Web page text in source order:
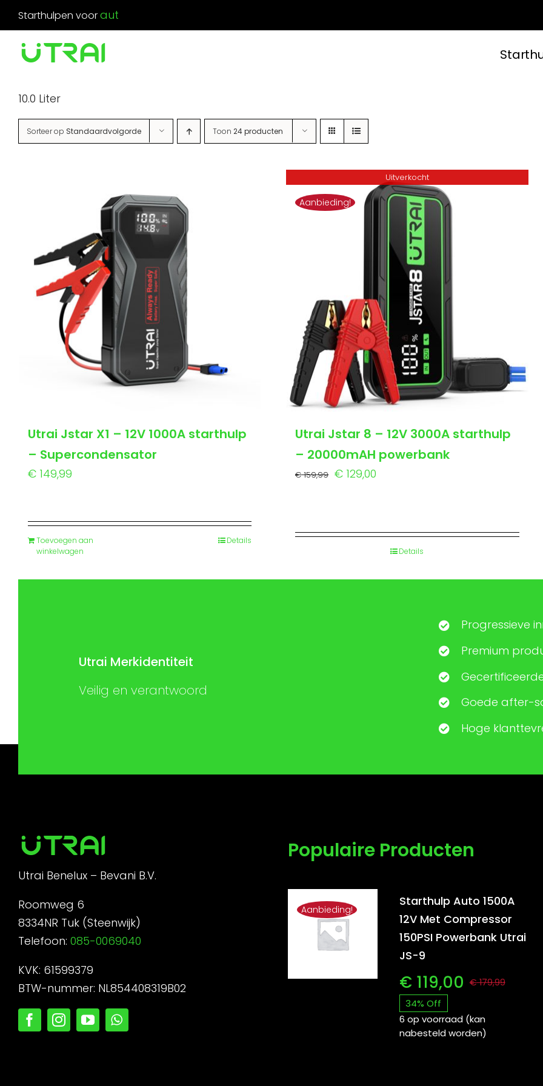
naar
inhoud
Starthulpen voor
10.0 Liter
Sorteer op Standaardvolgorde Toon 24 producten
Utrai Jstar X1 – 12V 1000A starthulp
– Supercondensator
€ 149,99
Toevoegen aan
winkelwagen
Details
Uitverkocht
Aanbieding!
Utrai Jstar 8 – 12V 3000A starthulp
– 20000mAH powerbank
€159,99 Oorspronkelijke
€ 129,00
Details
Utrai Merkidentiteit
Veilig en verantwoord
Progressieve
Premium
Goede after-
Hoge
Utrai Benelux – Bevani B.V.
Roomweg 6
8334NR Tuk (Steenwijk)
Telefoon: 085-0069040
KVK: 61599379
BTW-nummer: NL854408319B02
Populaire Producten
Aanbieding!
Starthulp Auto 1500A
12V Met Compressor
150PSI Powerbank Utrai
JS-9
€179,99
€ 119,00
34% Off
6 op voorraad (kan
nabesteld worden)